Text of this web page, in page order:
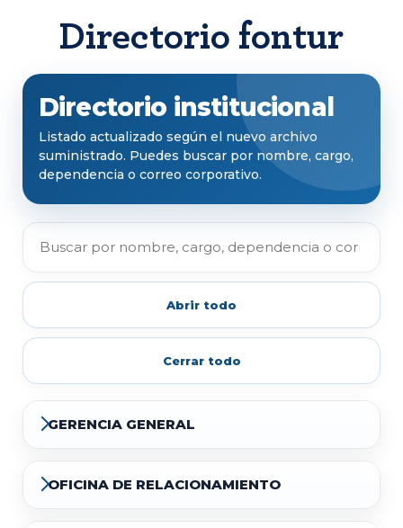
Directorio fontur
Directorio institucional
Listado actualizado según el nuevo archivo
suministrado. Puedes buscar por nombre, cargo,
dependencia o correo corporativo.
Abrir todo
Cerrar todo
GERENCIA GENERAL
OFICINA DE RELACIONAMIENTO